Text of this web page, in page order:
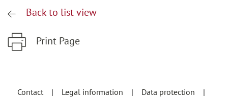
Back to list view
Print Page
Contact
Legal information Data protection